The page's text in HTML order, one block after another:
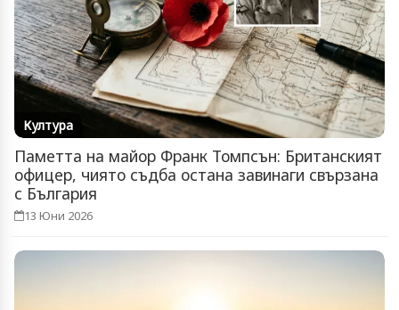
Култура
Паметта на майор Франк Томпсън: Британският
офицер, чиято съдба остана завинаги свързана
с България
13 Юни 2026